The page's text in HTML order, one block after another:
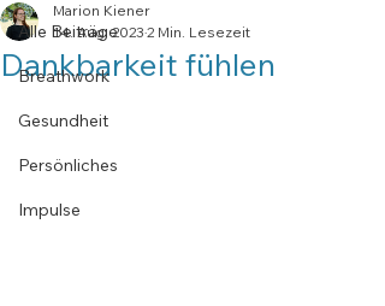
Alle Beiträge
Breathwork
Gesundheit
Persönliches
Impulse
Dankbarkeit fühlen
Marion Kiener
14. Aug. 2023 2 Min. Lesezeit